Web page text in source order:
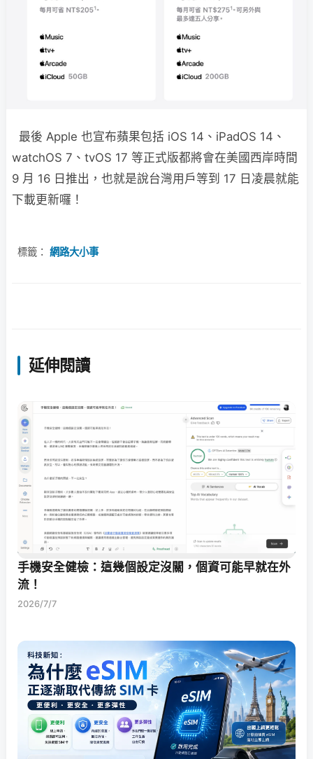
最後 Apple 也宣布蘋果包括 iOS 14、iPadOS 14、
watchOS 7、tvOS 17 等正式版都將會在美國西岸時間
9 月 16 日推出，也就是說台灣用戶等到 17 日凌晨就能
下載更新囉！
標籤： 網路大小事
延伸閱讀
手機安全健檢：這幾個設定沒關，個資可能早就在外
流！
2026/7/7